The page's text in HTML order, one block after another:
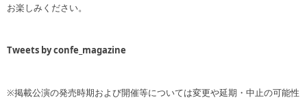
お楽しみください。
Tweets by confe_magazine
※掲載公演の発売時期および開催等については変更や延期・中止の可能性